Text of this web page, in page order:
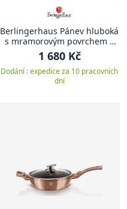
Berlingerhaus Pánev hluboká
s mramorovým povrchem a
poklicí 32 cm Burgundy
Metallic Line
1 680 Kč
Dodání : expedice za 10 pracovních
dní